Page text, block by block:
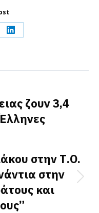
Share
LinkedIn
ζουν 3,4
στην Τ.Ο.
στην
και